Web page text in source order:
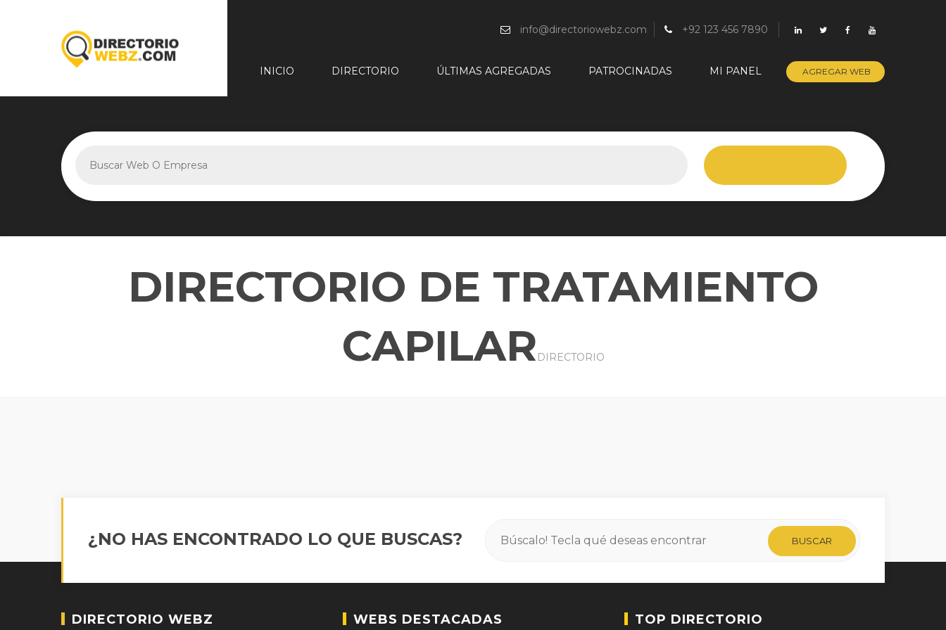
info@directoriowebz.com +92 123 456 7890
INICIO DIRECTORIO ÚLTIMAS AGREGADAS PATROCINADAS MI PANEL AGREGAR WEB
DIRECTORIO DE TRATAMIENTO
CAPILAR DIRECTORIO
¿NO HAS ENCONTRADO LO QUE BUSCAS?
DIRECTORIO WEBZ WEBS DESTACADAS TOP DIRECTORIO